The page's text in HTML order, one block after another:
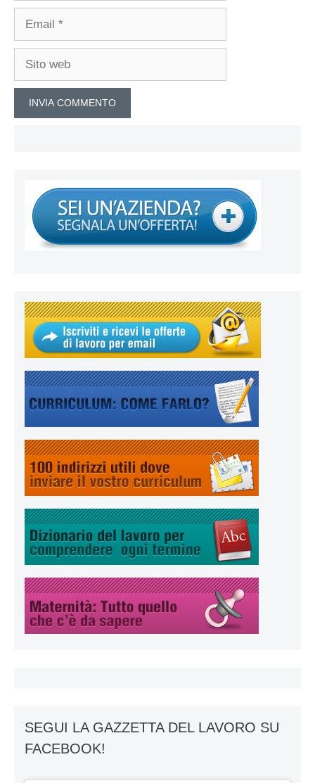
Email
Sito
SEGUI LA GAZZETTA DEL LAVORO SU
FACEBOOK!